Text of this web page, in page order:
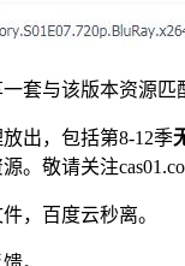
套与该版本资源匹
出，包括第8-12季
源。敬请关注
，百度云秒离。